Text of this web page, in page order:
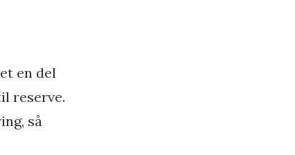
en del
reserve.
så